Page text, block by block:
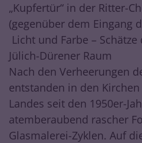
„Kupfertür“ in der Ritter-
(gegenüber dem Eingang
Licht und Farbe –
Jülich-Dürener Raum
Nach den Verheerungen
entstanden in den
Landes seit den 1950er-
atemberaubend rascher
Glasmalerei-Zyklen. Auf